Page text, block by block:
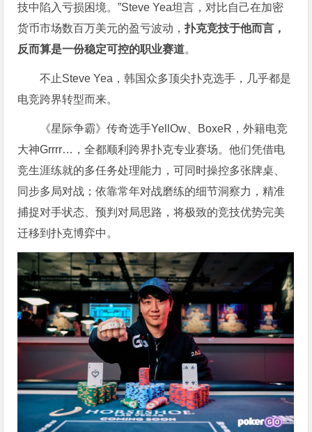
技中陷入亏损困境。”Steve Yea坦言，对比自己在加密
货币市场数百万美元的盈亏波动，扑克竞技于他而言，
反而算是一份稳定可控的职业赛道。
不止Steve Yea，韩国众多顶尖扑克选手，几乎都是
电竞跨界转型而来。
《星际争霸》传奇选手YellOw、BoxeR，外籍电竞
大神Grrrr…，全都顺利跨界扑克专业赛场。他们凭借电
竞生涯练就的多任务处理能力，可同时操控多张牌桌、
同步多局对战；依靠常年对战磨练的细节洞察力，精准
捕捉对手状态、预判对局思路，将极致的竞技优势完美
迁移到扑克博弈中。